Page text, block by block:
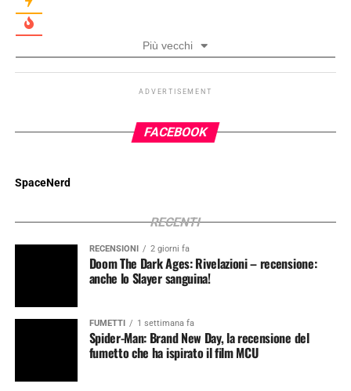
Più vecchi
ADVERTISEMENT
FACEBOOK
SpaceNerd
RECENTI
RECENSIONI 2 giorni fa
Doom The Dark Ages: Rivelazioni – recensione:
anche lo Slayer sanguina!
FUMETTI 1 settimana fa
Spider-Man: Brand New Day, la recensione del
fumetto che ha ispirato il film MCU